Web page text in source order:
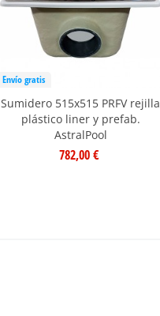
Envío gratis
Sumidero 515x515 PRFV rejilla
plástico liner y prefab.
AstralPool
782,00 €